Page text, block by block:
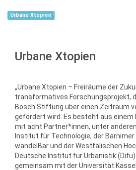
Urbane Xtopien
Urbane Xtopien
„Urbane Xtopien – Freiräume der
transformatives Forschungsprojekt,
Bosch Stiftung über einen Zeitraum
gefördert wird. Es besteht aus einem
mit acht Partner*innen, unter
Institut für Technologie, der
wandelBar und der Westfälischen
Deutsche Institut für Urbanistik
gemeinsam mit der Universität